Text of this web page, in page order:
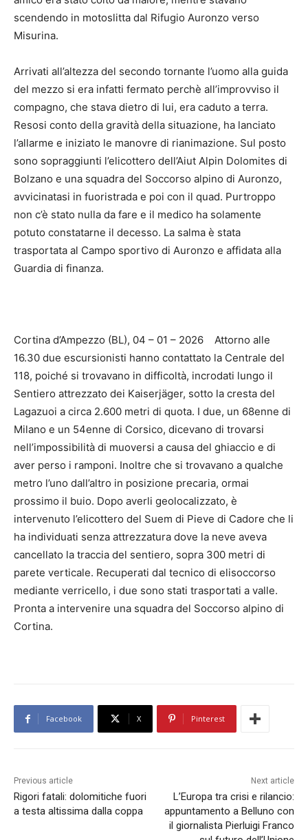
scendendo in motoslitta dal Rifugio Auronzo verso
Misurina.
Arrivati all’altezza del secondo tornante l’uomo alla guida
del mezzo si era infatti fermato perchè all’improvviso il
compagno, che stava dietro di lui, era caduto a terra.
Resosi conto della gravità della situazione, ha lanciato
l’allarme e iniziato le manovre di rianimazione. Sul posto
sono sopraggiunti l’elicottero dell’Aiut Alpin Dolomites di
Bolzano e una squadra del Soccorso alpino di Auronzo,
avvicinatasi in fuoristrada e poi con il quad. Purtroppo
non c’è stato nulla da fare e il medico ha solamente
potuto constatarne il decesso. La salma è stata
trasportata al Campo sportivo di Auronzo e affidata alla
Guardia di finanza.
Cortina d’Ampezzo (BL), 04 – 01 – 2026 Attorno alle
16.30 due escursionisti hanno contattato la Centrale del
118, poiché si trovavano in difficoltà, incrodati lungo il
Sentiero attrezzato dei Kaiserjäger, sotto la cresta del
Lagazuoi a circa 2.600 metri di quota. I due, un 68enne di
Milano e un 54enne di Corsico, dicevano di trovarsi
nell’impossibilità di muoversi a causa del ghiaccio e di
aver perso i ramponi. Inoltre che si trovavano a qualche
metro l’uno dall’altro in posizione precaria, ormai
prossimo il buio. Dopo averli geolocalizzato, è
intervenuto l’elicottero del Suem di Pieve di Cadore che li
ha individuati senza attrezzatura dove la neve aveva
cancellato la traccia del sentiero, sopra 300 metri di
parete verticale. Recuperati dal tecnico di elisoccorso
mediante verricello, i due sono stati trasportati a valle.
Pronta a intervenire una squadra del Soccorso alpino di
Cortina.
Facebook X Pinterest
Previous article
Rigori fatali: dolomitiche fuori
a testa altissima dalla coppa
Next article
L’Europa tra crisi e rilancio:
appuntamento a Belluno con
il giornalista Pierluigi Franco